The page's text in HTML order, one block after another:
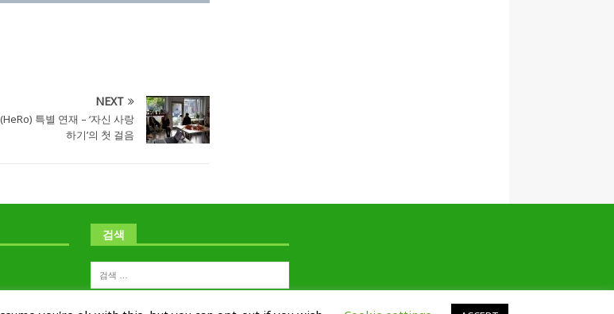
NEXT
특별 연재 – ‘자신 사랑
하기’의 첫 걸음
검색